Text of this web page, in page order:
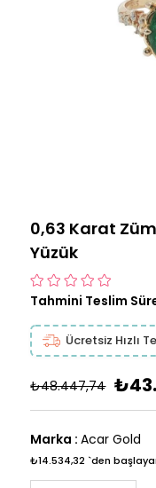
0,63 Karat
Yüzük
Tahmini Teslim
Ücretsiz Hızlı
₺48.447,74
Marka : Acar Gold
₺14.534,32 `den